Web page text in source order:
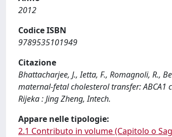
2012
Codice ISBN
9789535101949
Citazione
Bhattacharjee, J., Ietta, F., Romagnoli, R.,
maternal-fetal cholesterol transfer: ABCA1
Rijeka : Jing Zheng, Intech.
Appare nelle tipologie:
2.1 Contributo in volume (Capitolo o